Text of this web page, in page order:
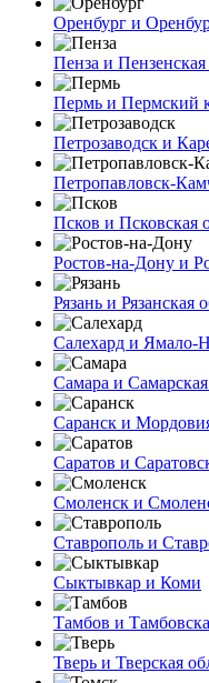
Оренбург и
Пенза и Пензенская
Пермь и Пермский
Петрозаводск и
Петропавловск-
Псков и Псковская
Ростов-на-Дону и
Рязань и Рязанская
Салехард и Ямало-
Самара и Самарская
Саранск и
Саратов и
Смоленск и
Ставрополь и
Сыктывкар и Коми
Тамбов и
Тверь и Тверская